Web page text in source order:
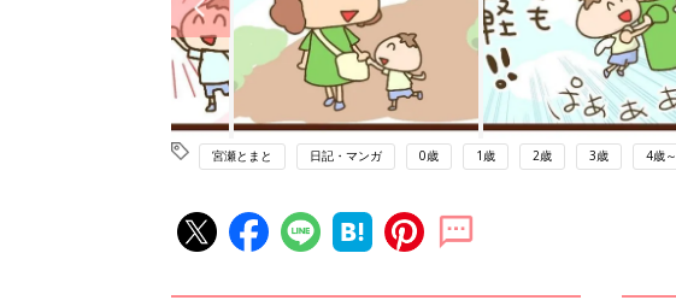
宮瀬とまと 日記・マンガ 0歳 1歳 2歳 3歳 4歳～